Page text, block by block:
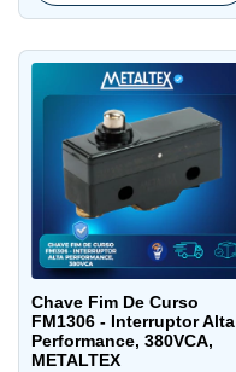
Chave Fim De Curso
FM1306 - Interruptor Alta
Performance, 380VCA,
METALTEX